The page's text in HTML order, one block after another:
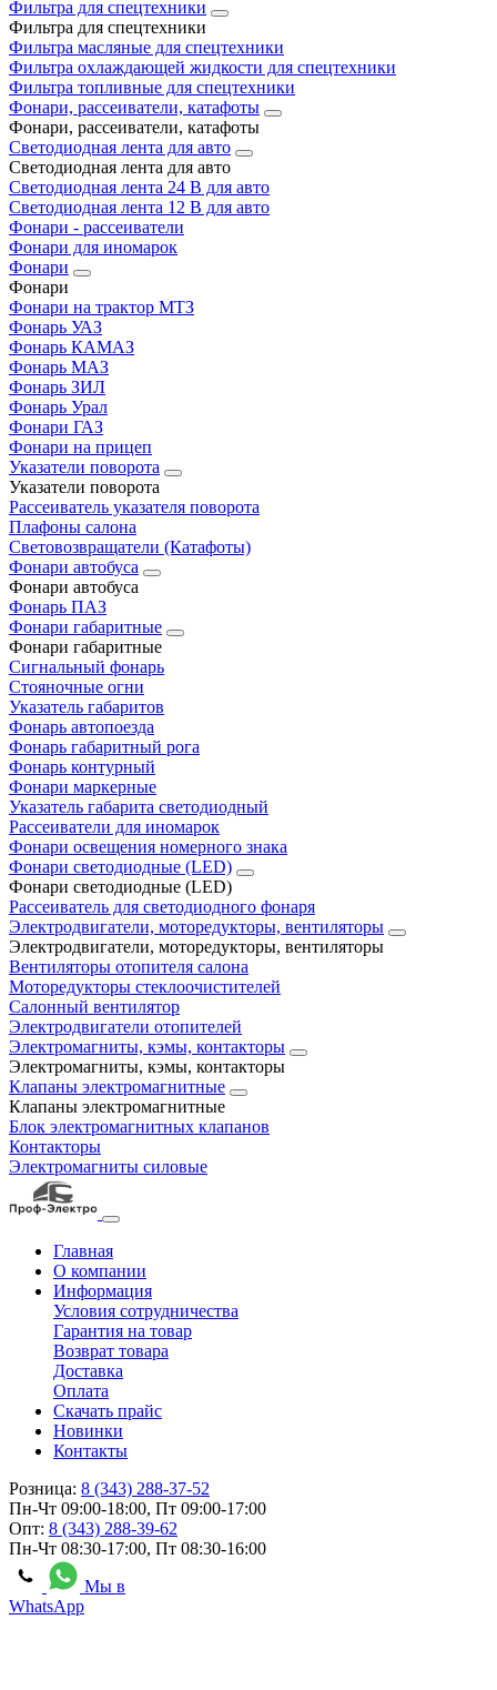
Фильтра для спецтехники
Фильтра для спецтехники
Фильтра масляные для спецтехники
Фильтра охлаждающей жидкости для спецтехники
Фильтра топливные для спецтехники
Фонари, рассеиватели, катафоты
Фонари, рассеиватели, катафоты
Светодиодная лента для авто
Светодиодная лента для авто
Светодиодная лента 24 В для авто
Светодиодная лента 12 В для авто
Фонари - рассеиватели
Фонари для иномарок
Фонари
Фонари
Фонари на трактор МТЗ
Фонарь УАЗ
Фонарь КАМАЗ
Фонарь МАЗ
Фонарь ЗИЛ
Фонарь Урал
Фонари ГАЗ
Фонари на прицеп
Указатели поворота
Указатели поворота
Рассеиватель указателя поворота
Плафоны салона
Световозвращатели (Катафоты)
Фонари автобуса
Фонари автобуса
Фонарь ПАЗ
Фонари габаритные
Фонари габаритные
Сигнальный фонарь
Стояночные огни
Указатель габаритов
Фонарь автопоезда
Фонарь габаритный рога
Фонарь контурный
Фонари маркерные
Указатель габарита светодиодный
Рассеиватели для иномарок
Фонари освещения номерного знака
Фонари светодиодные (LED)
Фонари светодиодные (LED)
Рассеиватель для светодиодного фонаря
Электродвигатели, моторедукторы, вентиляторы
Электродвигатели, моторедукторы, вентиляторы
Вентиляторы отопителя салона
Моторедукторы стеклоочистителей
Салонный вентилятор
Электродвигатели отопителей
Электромагниты, кэмы, контакторы
Электромагниты, кэмы, контакторы
Клапаны электромагнитные
Клапаны электромагнитные
Блок электромагнитных клапанов
Контакторы
Электромагниты силовые
Главная
О компании
Информация
Условия сотрудничества
Гарантия на товар
Возврат товара
Доставка
Оплата
Скачать прайс
Новинки
Контакты
Розница: 8 (343) 288-37-52
Пн-Чт 09:00-18:00, Пт 09:00-17:00
Опт: 8 (343) 288-39-62
Пн-Чт 08:30-17:00, Пт 08:30-16:00
Мы в
WhatsApp